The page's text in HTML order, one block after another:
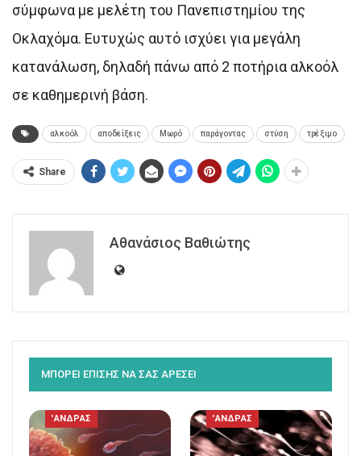
σύμφωνα με μελέτη του Πανεπιστημίου της
Οκλαχόμα. Ευτυχώς αυτό ισχύει για μεγάλη
κατανάλωση, δηλαδή πάνω από 2 ποτήρια αλκοόλ
σε καθημερινή βάση.
αλκοόλ αποδείξεις Μωρό παράγοντας στύση τρέξιμο
Share
Αθανάσιος Βαθιώτης
ΜΠΟΡΕΙ ΕΠΙΣΗΣ ΝΑ ΣΑΣ ΑΡΕΣΕΙ
'ΑΝΔΡΑΣ 'ΑΝΔΡΑΣ